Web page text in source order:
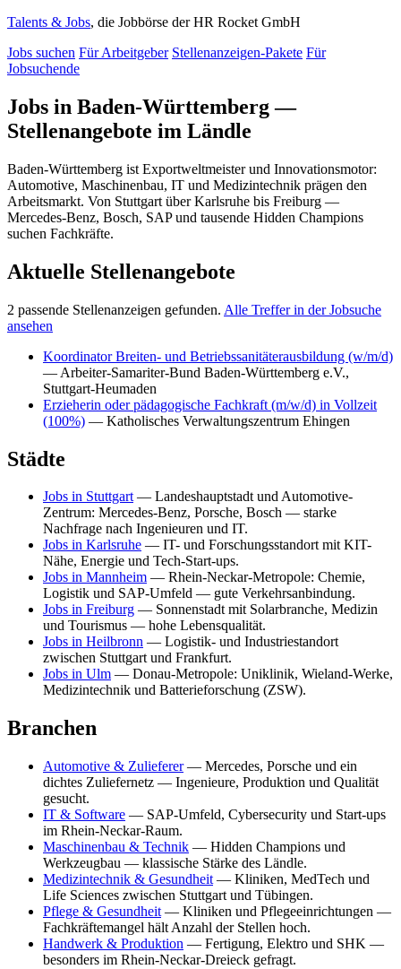
Talents & Jobs, die Jobbörse der HR Rocket GmbH
Jobs suchen Für Arbeitgeber Stellenanzeigen-Pakete Für
Jobsuchende
Jobs in Baden-Württemberg —
Stellenangebote im Ländle
Baden-Württemberg ist Exportweltmeister und Innovationsmotor:
Automotive, Maschinenbau, IT und Medizintechnik prägen den
Arbeitsmarkt. Von Stuttgart über Karlsruhe bis Freiburg —
Mercedes-Benz, Bosch, SAP und tausende Hidden Champions
suchen Fachkräfte.
Aktuelle Stellenangebote
2 passende Stellenanzeigen gefunden. Alle Treffer in der Jobsuche
ansehen
Koordinator Breiten- und Betriebssanitäterausbildung (w/m/d)
— Arbeiter-Samariter-Bund Baden-Württemberg e.V.,
Stuttgart-Heumaden
Erzieherin oder pädagogische Fachkraft (m/w/d) in Vollzeit
(100%) — Katholisches Verwaltungszentrum Ehingen
Städte
Jobs in Stuttgart— Landeshauptstadt und Automotive-
Zentrum: Mercedes-Benz, Porsche, Bosch — starke
Nachfrage nach Ingenieuren und IT.
Jobs in Karlsruhe — IT- und Forschungsstandort mit KIT-
Nähe, Energie und Tech-Start-ups.
Jobs in Mannheim — Rhein-Neckar-Metropole: Chemie,
Logistik und SAP-Umfeld — gute Verkehrsanbindung.
Jobs in Freiburg — Sonnenstadt mit Solarbranche, Medizin
und Tourismus — hohe Lebensqualität.
Jobs in Heilbronn — Logistik- und Industriestandort
zwischen Stuttgart und Frankfurt.
Jobs in Ulm — Donau-Metropole: Uniklinik, Wieland-Werke,
Medizintechnik und Batterieforschung (ZSW).
Branchen
Automotive & Zulieferer— Mercedes, Porsche und ein
dichtes Zuliefernetz — Ingenieure, Produktion und Qualität
gesucht.
IT & Software — SAP-Umfeld, Cybersecurity und Start-ups
im Rhein-Neckar-Raum.
Maschinenbau & Technik — Hidden Champions und
Werkzeugbau — klassische Stärke des Ländle.
Medizintechnik & Gesundheit — Kliniken, MedTech und
Life Sciences zwischen Stuttgart und Tübingen.
Pflege & Gesundheit — Kliniken und Pflegeeinrichtungen —
Fachkräftemangel hält Anzahl der Stellen hoch.
Handwerk & Produktion — Fertigung, Elektro und SHK —
besonders im Rhein-Neckar-Dreieck gefragt.